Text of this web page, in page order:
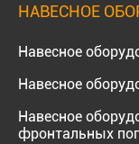
НАВЕСНОЕ
Навесное
Навесное
Навесное
фронтальных